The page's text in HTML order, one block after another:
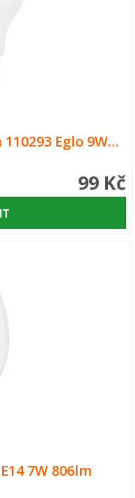
Eglo 9W…
99 Kč
7W 806lm